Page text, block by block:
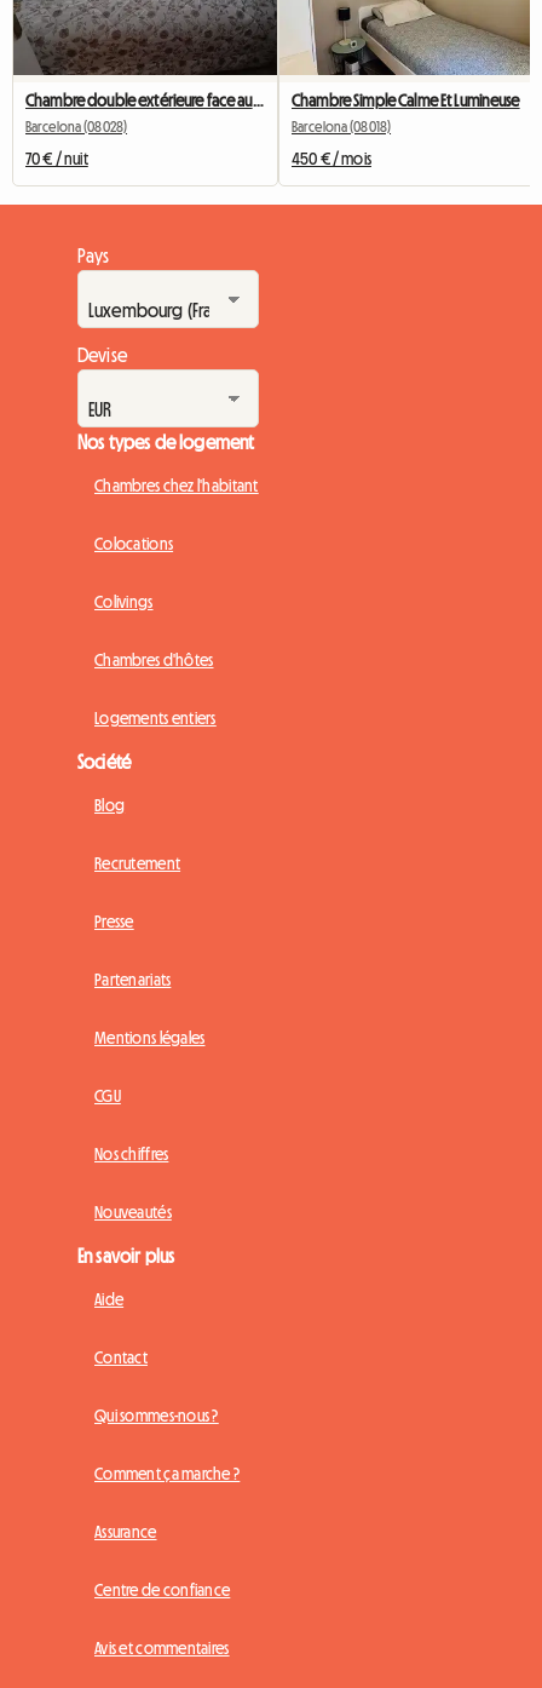
Chambre double extérieure face au Camp Nou
Barcelona (08028)
70 € / nuit
Chambre Simple Calme Et Lumineuse
Barcelona (08018)
450 € / mois
Pays
Devise
Nos types de logement
Chambres chez l'habitant
Colocations
Colivings
Chambres d'hôtes
Logements entiers
Société
Blog
Recrutement
Presse
Partenariats
Mentions légales
CGU
Nos chiffres
Nouveautés
En savoir plus
Aide
Contact
Qui sommes-nous ?
Comment ça marche ?
Assurance
Centre de confiance
Avis et commentaires